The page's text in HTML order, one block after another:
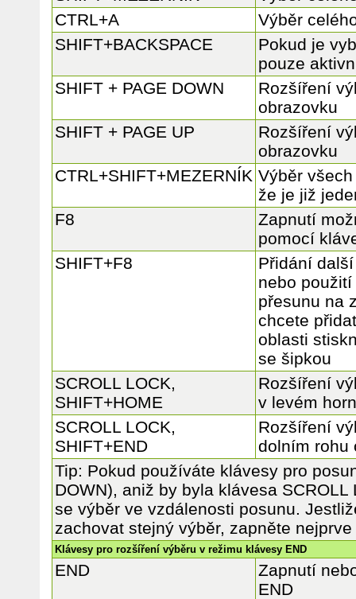
CTRL+A
Výběr
SHIFT+BACKSPACE
Pokud je
pouze
SHIFT + PAGE DOWN
Rozšíření
obrazovku
SHIFT + PAGE UP
Rozšíření
obrazovku
CTRL+SHIFT+MEZERNÍK Výběr
že je již
F8
Zapnutí
pomocí
SHIFT+F8
Přidání
nebo
přesunu na
chcete
oblasti
se šipkou
SCROLL LOCK,
SHIFT+HOME
Rozšíření
v levém
SCROLL LOCK,
SHIFT+END
Rozšíření
dolním rohu
Tip: Pokud používáte klávesy pro
DOWN), aniž by byla klávesa
se výběr ve vzdálenosti posunu.
zachovat stejný výběr, zapněte
Klávesy pro rozšíření výběru v režimu klávesy END
END
Zapnutí
END